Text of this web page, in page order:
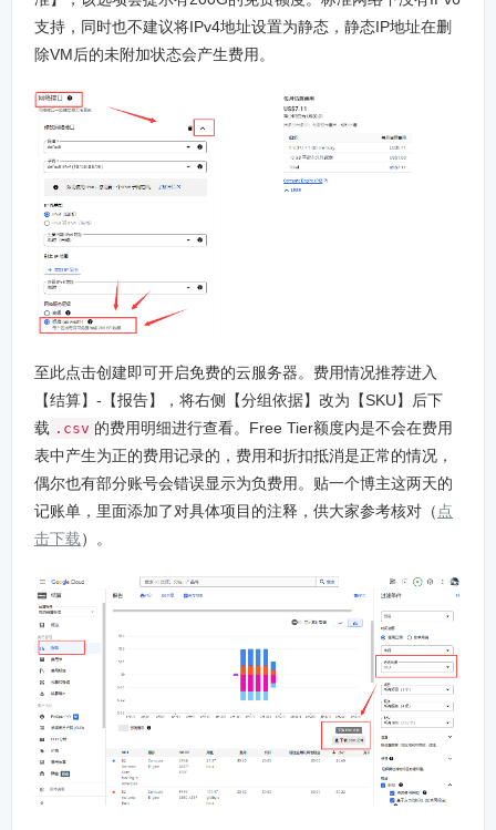
支持，同时也不建议将IPv4地址设置为静态，静态IP地址在删
除VM后的未附加状态会产生费用。
至此点击创建即可开启免费的云服务器。费用情况推荐进入
【结算】-【报告】，将右侧【分组依据】改为【SKU】后下
载 .csv 的费用明细进行查看。Free Tier额度内是不会在费用
表中产生为正的费用记录的，费用和折扣抵消是正常的情况，
偶尔也有部分账号会错误显示为负费用。贴一个博主这两天的
记账单，里面添加了对具体项目的注释，供大家参考核对（ 点
击下载）。